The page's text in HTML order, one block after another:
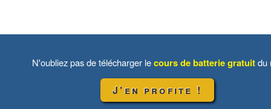
N'oubliez pas de télécharger lecours de batterie gratuitdu
J'en profite !